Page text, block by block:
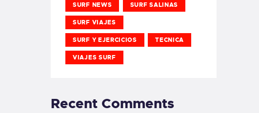
SURF NEWS SURF SALINAS
SURF VIAJES
SURF Y EJERCICIOS TECNICA
VIAJES SURF
Recent Comments